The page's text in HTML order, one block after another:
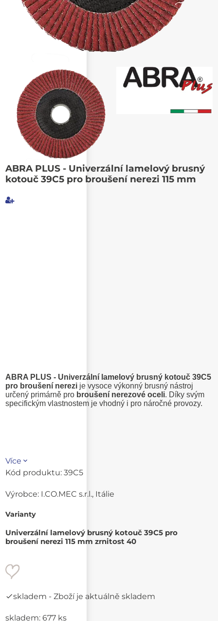
ABRA PLUS - Univerzální lamelový brusný
kotouč 39C5 pro broušení nerezi 115 mm
Poslat známému
ABRA PLUS - Univerzální lamelový brusný kotouč 39C5
pro broušení nerezi je vysoce výkonný brusný nástroj
určený primárně pro broušení nerezové oceli. Díky svým
specifickým vlastnostem je vhodný i pro náročné provozy.
Více
Kód produktu: 39C5
Výrobce: I.CO.MEC s.r.l., Itálie
Varianty
Univerzální lamelový brusný kotouč 39C5 pro
broušení nerezi 115 mm zrnitost 40
skladem - Zboží je aktuálně skladem
skladem: 677 ks